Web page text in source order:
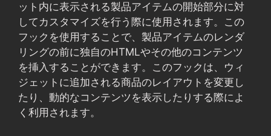
ット内に表示される製品アイテムの開始部分に対
してカスタマイズを行う際に使用されます。この
フックを使用することで、製品アイテムのレンダ
リングの前に独自のHTMLやその他のコンテンツ
を挿入することができます。このフックは、ウィ
ジェットに追加される商品のレイアウトを変更し
たり、動的なコンテンツを表示したりする際によ
く利用されます。